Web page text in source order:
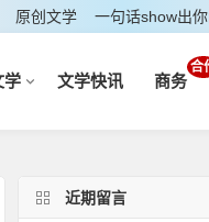
原创文学 一句话show出
学 文学快讯 商务
合
近期留言